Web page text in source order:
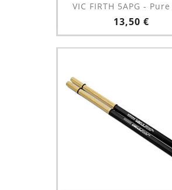
VIC FIRTH 5APG -
Prix
13,50 €